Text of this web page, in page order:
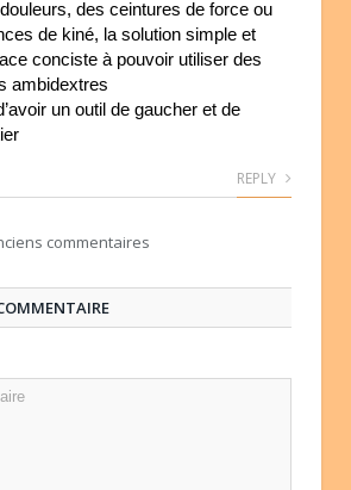
des ceintures de force ou
de kiné, la solution simple et
conciste à pouvoir utiliser des
ambidextres
un outil de gaucher et de
REPLY
commentaires